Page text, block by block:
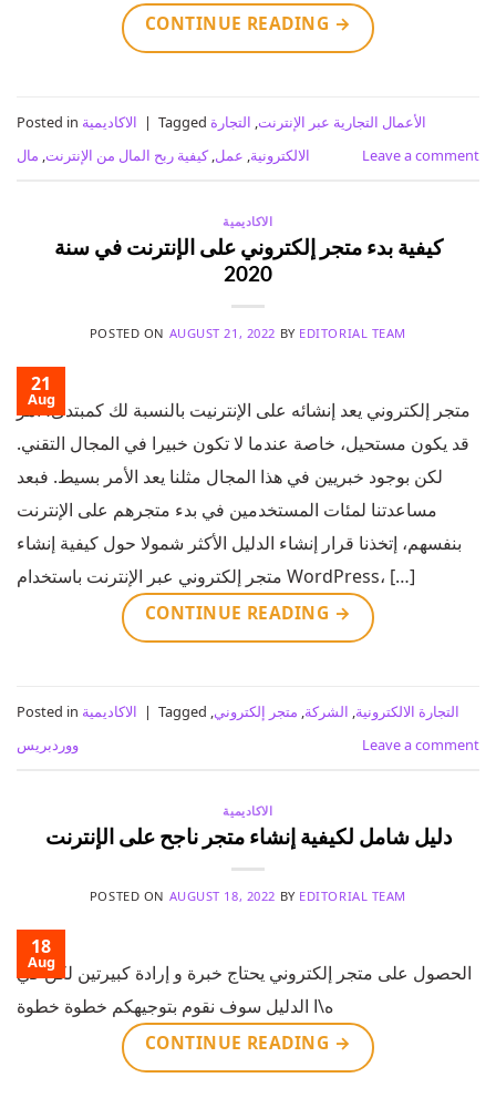
CONTINUE READING →
Posted in الاكاديمية | Tagged الأعمال التجارية عبر الإنترنت التجارة
الالكترونية عمل ,كيفية ربح المال من الإنترنت مال Leave a comment
الاكاديمية
كيفية بدء متجر إلكتروني على الإنترنت في سنة
2020
POSTED ON AUGUST 21, 2022 BY EDITORIAL TEAM
21
Aug
متجر إلكتروني يعد إنشائه على الإنترنيت بالنسبة لك كمبتدئ، أمر
قد يكون مستحيل، خاصة عندما لا تكون خبيرا في المجال التقني.
لكن بوجود خبريين في هذا المجال مثلنا يعد الأمر بسيط. فبعد
مساعدتنا لمئات المستخدمين في بدء متجرهم على الإنترنت
بنفسهم، إتخذنا قرار إنشاء الدليل الأكثر شمولا حول كيفية إنشاء
متجر إلكتروني عبر الإنترنت باستخدام WordPress، […]
CONTINUE READING →
Posted in الاكاديمية | Tagged التجارة الالكترونية, الشركة, متجر إلكتروني,
ووردبريس
Leave a comment
الاكاديمية
دليل شامل لكيفية إنشاء متجر ناجح على الإنترنت
POSTED ON AUGUST 18, 2022 BY EDITORIAL TEAM
18
Aug
الحصول على متجر إلكتروني يحتاج خبرة و إرادة كبيرتين لكن في
ه\ا الدليل سوف نقوم بتوجيهكم خطوة خطوة
CONTINUE READING →